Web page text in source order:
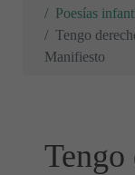
Poesías
Tengo
Manifiesto
Tengo